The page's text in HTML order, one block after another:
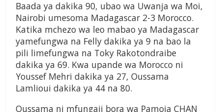
Baada ya dakika 90, ubao wa Uwanja wa Moi,
Nairobi umesoma Madagascar 2-3 Morocco.
Katika mchezo wa leo mabao ya Madagascar
yamefungwa na Felly dakika ya 9 na bao la
pili limefungwa na Toky Rakotondraibe
dakika ya 69. Kwa upande wa Morocco ni
Youssef Mehri dakika ya 27, Oussama
Lamlioui dakika ya 44 na 80.
Oussama ni mfungaji bora wa Pamoja CHAN